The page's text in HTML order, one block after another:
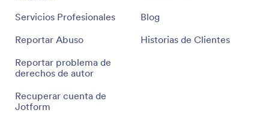
Servicios Profesionales
Reportar Abuso
Reportar problema de
derechos de autor
Recuperar cuenta de
Jotform
Blog
Historias de Clientes